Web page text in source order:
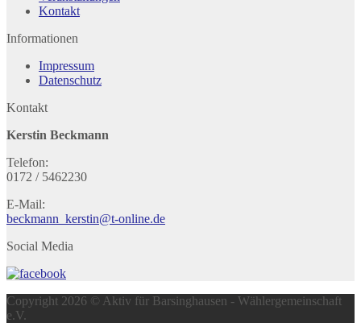
Kontakt
Informationen
Impressum
Datenschutz
Kontakt
Kerstin Beckmann
Telefon:
0172 / 5462230
E-Mail:
beckmann_kerstin@t-online.de
Social Media
Copyright 2026 © Aktiv für Barsinghausen - Wählergemeinschaft
e.V.